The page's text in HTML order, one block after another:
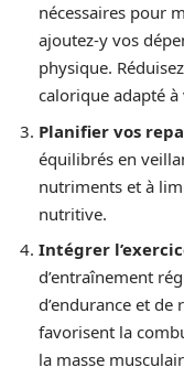
nécessaires pour
ajoutez-y vos
physique.
calorique adapté
Planifier vos
équilibrés en
nutriments et à
nutritive.
Intégrer
d’entraînement
d’endurance et
favorisent la
la masse